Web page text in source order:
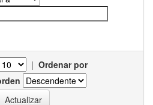
| Ordenar por